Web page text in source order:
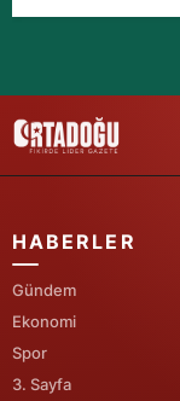
HABERLER
Gündem
Ekonomi
Spor
3. Sayfa